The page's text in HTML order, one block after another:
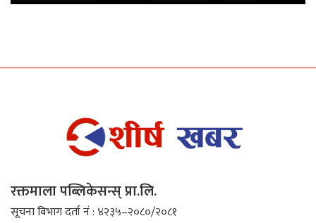
रक्तमाला पब्लिकेसन्स् प्रा.लि.
सूचना विभाग दर्ता नं : ४२३५–२०८०/२०८१